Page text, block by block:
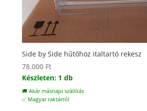
Side by Side hűtőhöz italtartó rekesz
78.000 Ft
Készleten: 1 db
🚚 Akár másnapi szállítás
✅ Magyar raktárról